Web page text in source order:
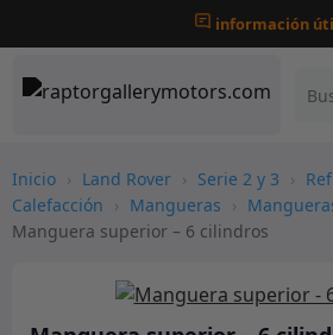
información
Inicio › Land Rover › Serie 2 y 3 ›
Calefacción › Mangueras ›
Manguera superior – 6 cilindros